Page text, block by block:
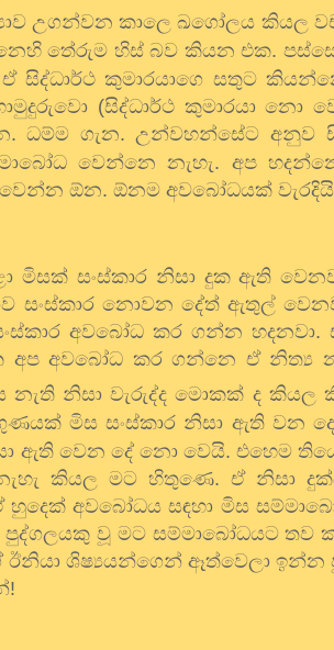
උගන්වන කාලෙ ඛගෝලය කියල
තේරුම හිස් බව කියන එක.
සිද්ධාර්ථ කුමාරයාගෙ සතුට
(සිද්ධාර්ථ කුමාරයා නො
ධම්ම ගැන. උන්වහන්සේට අනුව
වෙන්නෙ නැහැ. අප
ඕන. ඕනම අවබෝධයක්
මිසක් සංස්කාර නිසා දුක ඇති
සංස්කාර නොවන දේත් ඇතුල්
අවබෝධ කර ගන්න
අප අවබෝධ කර ගන්නෙ ඒ නිත්‍ය
නැති නිසා වැරුද්ද මොකක් ද කියල
මිස සංස්කාර නිසා ඇති වන
ඇති වෙන දේ නො වෙයි. එහෙම
කියල මට හිතුණෙ. ඒ නිසා
හුදෙක් අවබෝධය සඳහා මිස
වූ මට සම්මාබෝධයට තව
ඊනියා ශිෂ්‍යයන්ගෙන් ඈත්වෙලා